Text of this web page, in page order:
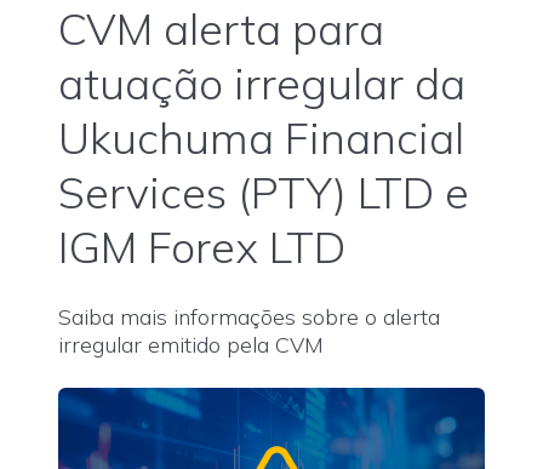
CVM alerta para
atuação irregular da
Ukuchuma Financial
Services (PTY) LTD e
IGM Forex LTD
Saiba mais informações sobre o alerta
irregular emitido pela CVM